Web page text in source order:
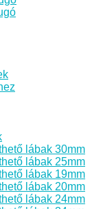
lábak 30mm
lábak 25mm
lábak 19mm
lábak 20mm
lábak 24mm